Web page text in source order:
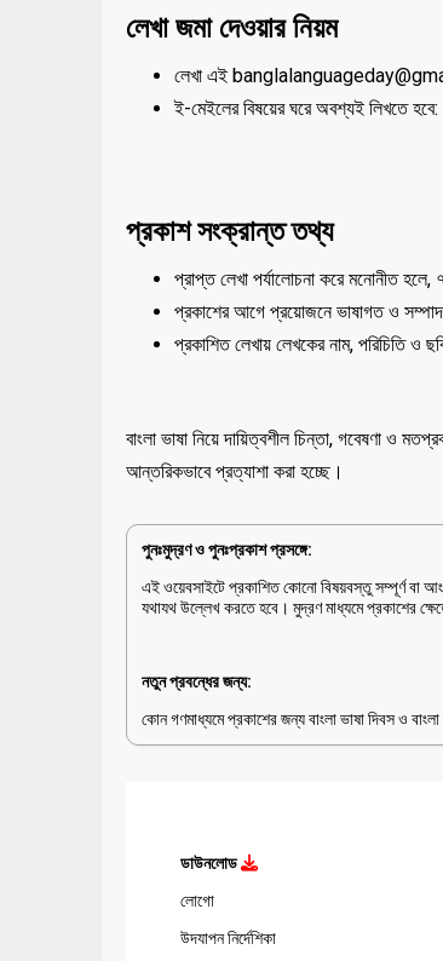
লেখা জমা দেওয়ার নিয়ম
লেখা এই
ই-মেইলের বিষয়ের ঘরে অবশ্যই লিখতে
প্রকাশ সংক্রান্ত তথ্য
প্রাপ্ত লেখা পর্যালোচনা করে মনোনীত হলে,
প্রকাশের আগে প্রয়োজনে ভাষাগত ও
প্রকাশিত লেখায় লেখকের নাম, পরিচিতি ও
বাংলা ভাষা নিয়ে দায়িত্বশীল চিন্তা, গবেষণা ও
আন্তরিকভাবে প্রত্যাশা করা হচ্ছে।
পুনঃমুদ্রণ ও পুনঃপ্রকাশ প্রসঙ্গে:
এই ওয়েবসাইটে প্রকাশিত কোনো বিষয়বস্তু সম্পূর্ণ বা
যথাযথ উল্লেখ করতে হবে। মুদ্রণ মাধ্যমে প্রকাশের
নতুন প্রবন্ধের জন্য:
কোন গণমাধ্যমে প্রকাশের জন্য বাংলা ভাষা দিবস ও
ডাউনলোড
লোগো
উদযাপন নির্দেশিকা